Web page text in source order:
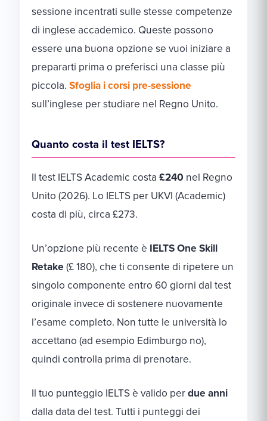
sessione incentrati sulle stesse competenze
di inglese accademico. Queste possono
essere una buona opzione se vuoi iniziare a
prepararti prima o preferisci una classe più
piccola. Sfoglia i corsi pre-sessione
sull’inglese per studiare nel Regno Unito.
Quanto costa il test IELTS?
Il test IELTS Academic costa £240 nel Regno
Unito (2026). Lo IELTS per UKVI (Academic)
costa di più, circa £273.
Un’opzione più recente è IELTS One Skill
Retake (£ 180), che ti consente di ripetere un
singolo componente entro 60 giorni dal test
originale invece di sostenere nuovamente
l’esame completo. Non tutte le università lo
accettano (ad esempio Edimburgo no),
quindi controlla prima di prenotare.
Il tuo punteggio IELTS è valido perdue anni
dalla data del test. Tutti i punteggi dei